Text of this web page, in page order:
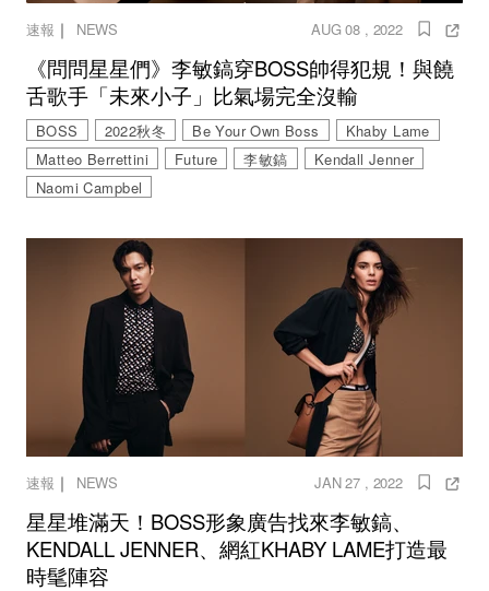
速報 ｜ NEWS AUG 08 , 2022
《問問星星們》李敏鎬穿BOSS帥得犯規！與饒
舌歌手「未來小子」比氣場完全沒輸
BOSS 2022秋冬 Be Your Own Boss
Khaby Lame
Matteo Berrettini
Future 李敏鎬
Kendall Jenner
Naomi Campbel
速報 ｜ NEWS JAN 27 , 2022
星星堆滿天！BOSS形象廣告找來李敏鎬、
KENDALL JENNER、網紅KHABY LAME打造最
時髦陣容